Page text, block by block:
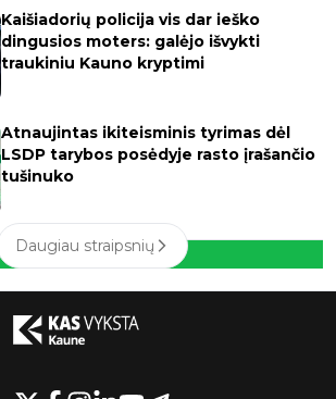
Kaišiadorių policija vis dar ieško
dingusios moters: galėjo išvykti
traukiniu Kauno kryptimi
Atnaujintas ikiteisminis tyrimas dėl
LSDP tarybos posėdyje rasto įrašančio
tušinuko
Daugiau straipsnių